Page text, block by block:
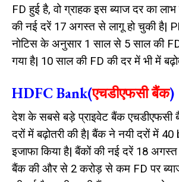
FD हुई है, वो ग्राहक इस ब्याज दर का
की नई दरें 17 अगस्त से लागू हो चुकी है|
नोटिस के अनुसार 1 साल से 5 साल की
गया है| 10 साल की FD की दर में भी में
HDFC Bank(एचडीएफसी बैंक)
देश के सबसे बड़े प्राइवेट बैंक एचडीएफसी
दरों में बढ़ोतरी की है| बैंक ने नयी दरों में
इजाफा किया है| बैंकों की नई दरें 18
बैंक की और से 2 करोड़ से कम FD पर